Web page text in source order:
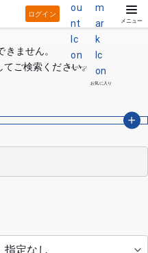
ログイン
マイページ
お気に入り
メニュー
ません。
ご検索ください。